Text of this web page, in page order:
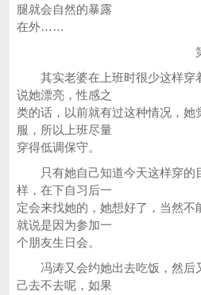
腿就会自然的暴露
在外……
第十二
其实老婆在上班时很少这样穿
说她漂亮，性感之
类的话，以前就有过这种情况，她
服，所以上班尽量
穿得低调保守。
只有她自己知道今天这样穿的
样，在下自习后一
定会来找她的，她想好了，当然不
就说是因为参加一
个朋友生日会。
冯涛又会约她出去吃饭，然后
己去不去呢，如果